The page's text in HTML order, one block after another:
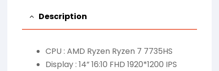
Description
CPU : AMD Ryzen Ryzen 7 7735HS
Display : 14” 16:10 FHD 1920*1200 IPS